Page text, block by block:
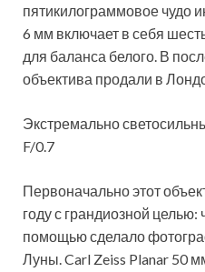
пятикилограммовое чудо
6 мм включает в себя
для баланса белого. В
объектива продали в
Экстремально
F/0.7
Первоначально этот
году с грандиозной
помощью сделало
Луны. Carl Zeiss Pla­nar 50